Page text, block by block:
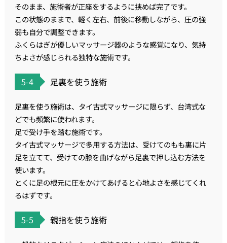
そのまま、施術者が正座をするように挟めば完了です。
この状態のままで、軽く左右、前後に移動しながら、圧の強
弱も自分で調整できます。
ふくらはぎが優しいマッサージ器のような感覚になり、気持
ちよさが感じられる独特な施術です。
5-4 足裏を使う施術
足裏を使う施術は、タイ古式マッサージに限らず、台湾式な
どでも頻繁に使われます。
足で受け手を踏む施術です。
タイ古式マッサージで多用する方法は、受けてのもも裏に片
足を立てて、受けての膝を曲げながら足裏で押し込む方法を
使います。
とくに足の根元に圧をかけてあげると心地よさを感じてくれ
るはずです。
5-5 親指を使う施術